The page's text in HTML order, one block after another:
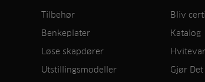
Tilbehør
Benkeplater
Løse skapdører
Utstillingsmodeller
Bliv
Katalog
Gjør Det